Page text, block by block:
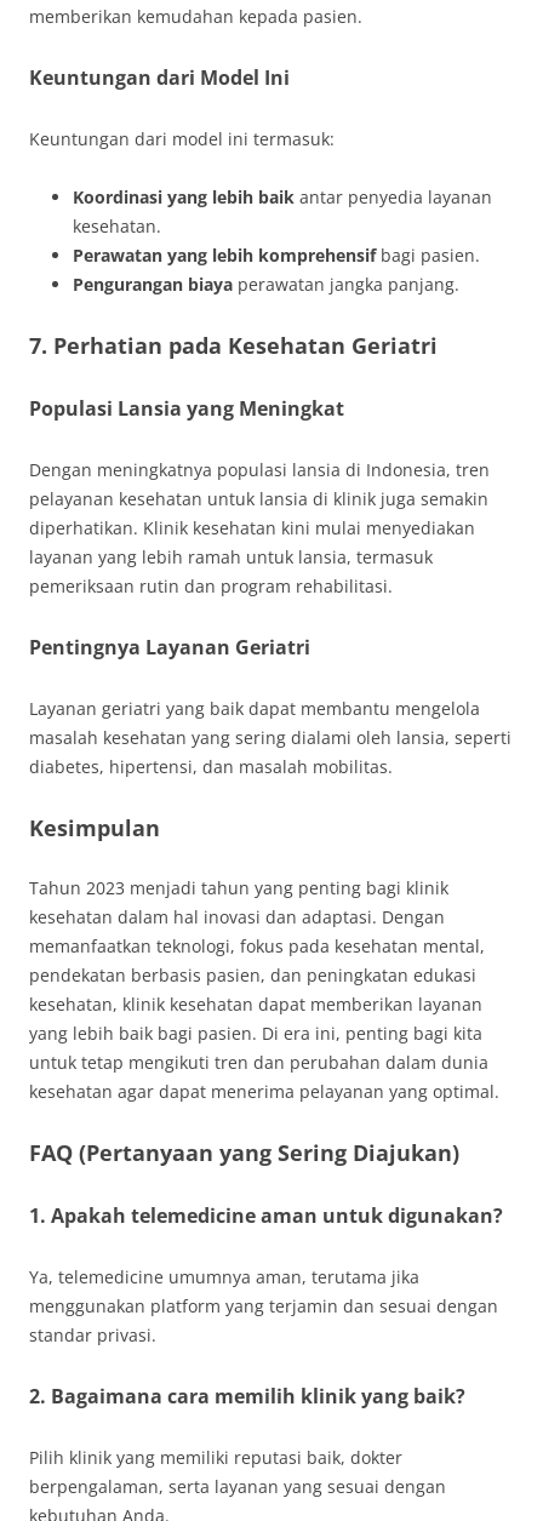
memberikan kemudahan kepada pasien.
Keuntungan dari Model Ini
Keuntungan dari model ini termasuk:
Koordinasi yang lebih baik antar penyedia layanan
kesehatan.
Perawatan yang lebih komprehensifbagi pasien.
Pengurangan biaya perawatan jangka panjang.
7. Perhatian pada Kesehatan Geriatri
Populasi Lansia yang Meningkat
Dengan meningkatnya populasi lansia di Indonesia, tren
pelayanan kesehatan untuk lansia di klinik juga semakin
diperhatikan. Klinik kesehatan kini mulai menyediakan
layanan yang lebih ramah untuk lansia, termasuk
pemeriksaan rutin dan program rehabilitasi.
Pentingnya Layanan Geriatri
Layanan geriatri yang baik dapat membantu mengelola
masalah kesehatan yang sering dialami oleh lansia, seperti
diabetes, hipertensi, dan masalah mobilitas.
Kesimpulan
Tahun 2023 menjadi tahun yang penting bagi klinik
kesehatan dalam hal inovasi dan adaptasi. Dengan
memanfaatkan teknologi, fokus pada kesehatan mental,
pendekatan berbasis pasien, dan peningkatan edukasi
kesehatan, klinik kesehatan dapat memberikan layanan
yang lebih baik bagi pasien. Di era ini, penting bagi kita
untuk tetap mengikuti tren dan perubahan dalam dunia
kesehatan agar dapat menerima pelayanan yang optimal.
FAQ (Pertanyaan yang Sering Diajukan)
1. Apakah telemedicine aman untuk digunakan?
Ya, telemedicine umumnya aman, terutama jika
menggunakan platform yang terjamin dan sesuai dengan
standar privasi.
2. Bagaimana cara memilih klinik yang baik?
Pilih klinik yang memiliki reputasi baik, dokter
berpengalaman, serta layanan yang sesuai dengan
kebutuhan Anda.